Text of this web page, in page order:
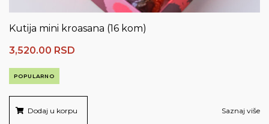
Kutija mini kroasana (16 kom)
3,520.00 RSD
POPULARNO
Dodaj u korpu Saznaj više